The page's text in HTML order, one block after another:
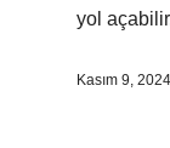
yol
Kasım 9, 2024